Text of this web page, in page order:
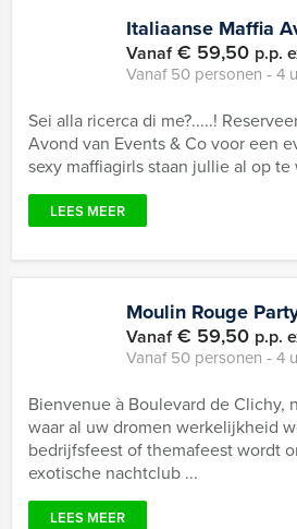
Italiaanse Maffia
Vanaf€ 59,50 p.p.
Vanaf 50 personen ‐ 4
Sei alla ricerca di me?.....!
Avond van Events & Co voor een
sexy maffiagirls staan jullie al op
LEES MEER
Moulin Rouge
Vanaf€ 59,50 p.p.
Vanaf 50 personen ‐ 4
Bienvenue à Boulevard de Clichy,
waar al uw dromen werkelijkheid
bedrijfsfeest of themafeest wordt
exotische nachtclub ...
LEES MEER